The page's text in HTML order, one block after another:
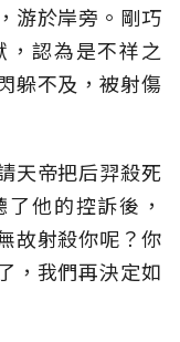
游於岸旁。剛巧
認為是不祥之
躲不及，被射傷
天帝把后羿殺死
他的控訴後，
故射殺你呢？你
，我們再決定如